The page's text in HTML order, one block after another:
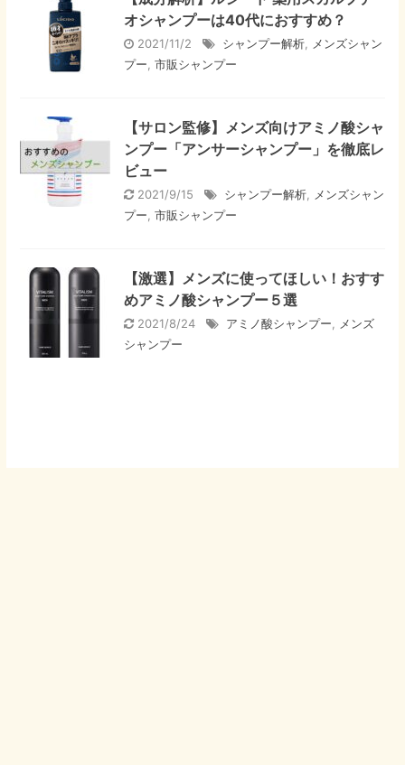
オシャンプーは40代におすすめ？
2021/11/2 シャンプー解析
メンズシャン
プー ,市販シャンプー
【サロン監修】メンズ向けアミノ酸シャ
ンプー「アンサーシャンプー」を徹底レ
ビュー
2021/9/15 シャンプー解析
メンズシャン
プー ,市販シャンプー
【激選】メンズに使ってほしい！おすす
めアミノ酸シャンプー５選
2021/8/24 アミノ酸シャンプー
メンズ
シャンプー